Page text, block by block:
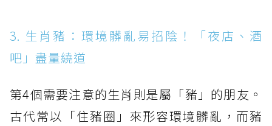
3. 生肖豬：環境髒亂易招陰！「夜店、酒
吧」盡量繞道
第4個需要注意的生肖則是屬「豬」的朋友。
古代常以「住豬圈」來形容環境髒亂，而豬